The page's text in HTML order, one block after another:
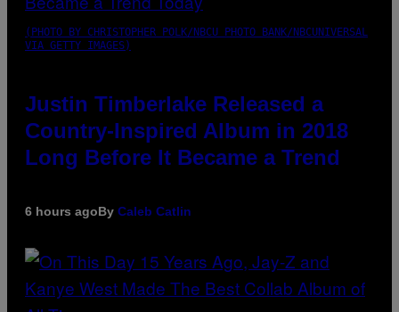
(PHOTO BY CHRISTOPHER POLK/NBCU PHOTO BANK/NBCUNIVERSAL
VIA GETTY IMAGES)
Justin Timberlake Released a
Country-Inspired Album in 2018
Long Before It Became a Trend
6 hours agoBy Caleb Catlin